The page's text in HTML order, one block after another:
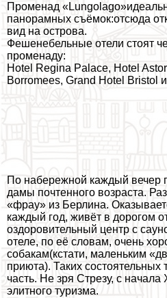
Променад
панорамных съёмок:отсюда
вид на острова.
Фешенебельные отели стоят
променаду:
Hotel Regina Palace, Hotel
Borromees, Grand Hotel Bristol
По набережной каждый вечер
дамы почтенного возраста.
«фрау» из Берлина.
каждый год, живёт в дорогом
оздоровительный центр с
отеле, по её словам, очень
собакам(кстати, маленьким
приюта). Таких состоятельных
часть. Не зря Стрезу, с
элитного туризма.